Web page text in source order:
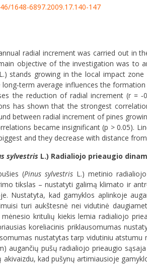
1648-6897.2009.17.140-147
radial increment was carried out in
objective of the investigation was
L.) stands growing in the local impact
average influences the
the reduction of radial increment (r =
has shown that the strongest
between radial increment of pines
became insignificant (p > 0.05).
and they decrease with distance
sylvestris L.) Radialiojo prieaugio
(Pinus sylvestris L.) metinio
tikslas – nustatyti galimą klimato ir
Nustatyta, kad gamyklos aplinkoje
turi aukštesnė nei vidutinė
kritulių kiekis lemia radialiojo
koreliacinis priklausomumas
nustatytas tarp vidutiniu
augančių pušų radialiojo prieaugio
akivaizdu, kad pušynų artimiausioje